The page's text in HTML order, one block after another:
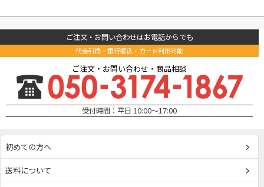
ご注文・お問い合わせはお電話からでも
代金引換・銀行振込・カード利用可能
ご注文・お問い合わせ・商品相談
受付時間：平日 10:00～17:00
初めての方へ
送料について